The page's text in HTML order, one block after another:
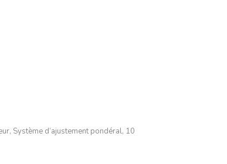
Système d’ajustement pondéral, 10